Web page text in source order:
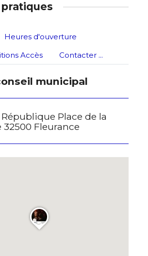
et conditions
Heures d'ouverture
Accès
Contacter ...
municipal
Place de la
Fleurance